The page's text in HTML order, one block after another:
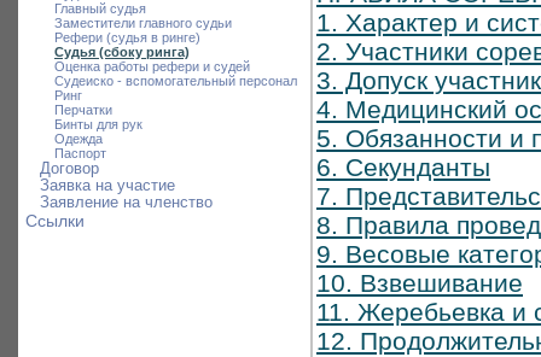
Главный судья
Заместители главного судьи
Рефери (судья в ринге)
Судья (сбоку ринга)
Оценка работы рефери и судей
Судеиско - вспомогательный персонал
Ринг
Перчатки
Бинты для рук
Одежда
Паспорт
Договор
Заявка на участие
Заявление на членство
Ссылки
1. Характер и
2. Участники
3. Допуск
4. Медицинский
5. Обязанности и
6. Секунданты
7.
8. Правила
9. Весовые
10. Взвешивание
11. Жеребьевка и
12.